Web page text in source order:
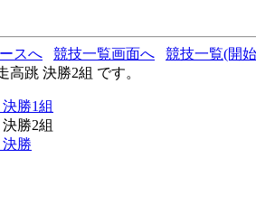
スへ 競技一覧画面へ
競技一覧(開
高跳 決勝2組 です。
勝1組
勝2組
勝